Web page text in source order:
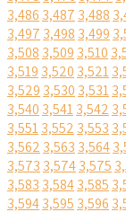
3,486 3,487 3,488
3,497 3,498 3,499
3,508 3,509 3,510
3,519 3,520 3,521
3,529 3,530 3,531
3,540 3,5413,542
3,5513,552 3,553
3,562 3,563 3,564
3,573 3,5743,575
3,583 3,5843,585
3,5943,595 3,596